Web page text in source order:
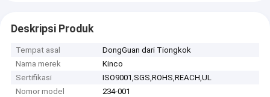
Deskripsi Produk
Tempat asal
DongGuan dari Tiongkok
Nama merek
Kinco
Sertifikasi
ISO9001,SGS,ROHS,REACH,UL
Nomor model
234-001